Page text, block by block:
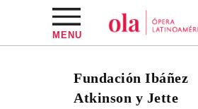
MENU
Fundación Ibáñez
Atkinson y Jette